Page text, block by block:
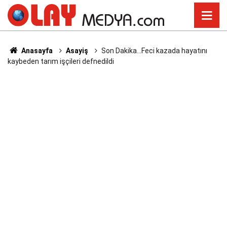
Anasayfa Asayiş
Son Dakika...Feci kazada hayatını
kaybeden tarım işçileri defnedildi